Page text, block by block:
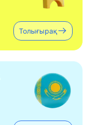
Толығырақ